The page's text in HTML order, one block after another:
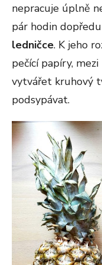
nepracuje úplně
pár hodin
ledničce. K jeho
pečící papíry,
vytvářet kruhový
podsypávat.